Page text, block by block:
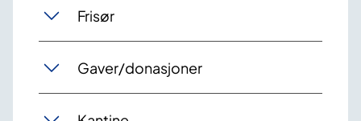
Frisør
Gaver/donasjoner